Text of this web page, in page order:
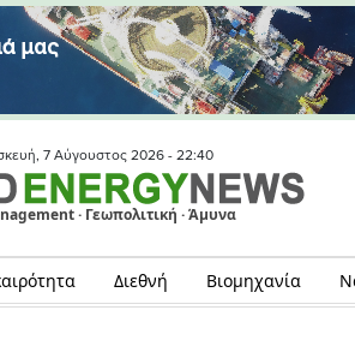
7 Αύγουστος 2026 - 22:40
· Γεωπολιτική · Άμυνα
Διεθνή Βιομηχανία